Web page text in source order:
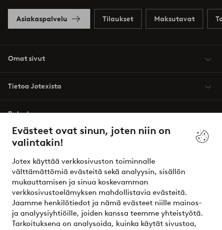
Evästeet ovat sinun, joten niin on
valintakin!
Jotex käyttää verkkosivuston toiminnalle
välttämättömiä evästeitä sekä analyysin, sisällön
mukauttamisen ja sinua koskevamman
verkkosivustoelämyksen mahdollistavia evästeitä.
Jaamme henkilötiedot ja nämä evästeet niille mainos-
ja analyysiyhtiöille, joiden kanssa teemme yhteistyötä.
Tarkoituksena on analysoida, kuinka käytät sivustoa,
Asiakaspalvelu Tilaukset Maksutavat
Omat sivut
Tietoa Jotexista
Palvelumme
Ehdot
Ystävät
Turvalliset maksut – maksa nyt tai erissä
Haluatko tietää lisää maksuvaihtoehdoistamme?